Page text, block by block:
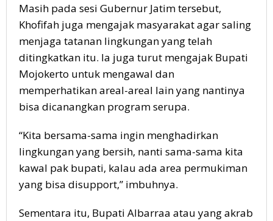
Masih pada sesi Gubernur Jatim tersebut,
Khofifah juga mengajak masyarakat agar saling
menjaga tatanan lingkungan yang telah
ditingkatkan itu. Ia juga turut mengajak Bupati
Mojokerto untuk mengawal dan
memperhatikan areal-areal lain yang nantinya
bisa dicanangkan program serupa.
“Kita bersama-sama ingin menghadirkan
lingkungan yang bersih, nanti sama-sama kita
kawal pak bupati, kalau ada area permukiman
yang bisa disupport,” imbuhnya.
Sementara itu, Bupati Albarraa atau yang akrab